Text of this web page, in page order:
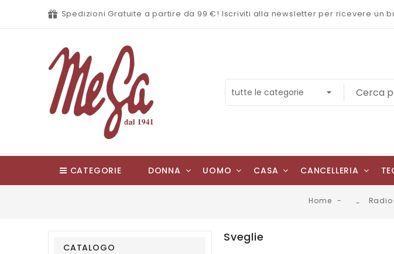
Spedizioni Gratuite a partire da 99 €! Iscriviti alla newsletter per ricevere un
CATEGORIE DONNA UOMO CASA CANCELLERIA
Home
CATALOGO
Sveglie